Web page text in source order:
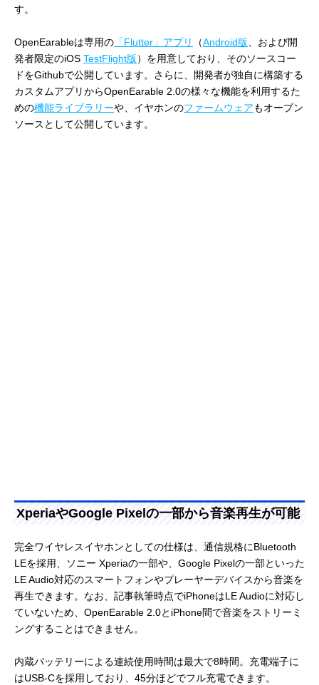
す。
OpenEarableは専用の 「Flutter」アプリ （Android版 、および開
発者限定のiOS TestFlight版）を用意しており、そのソースコー
ドをGithubで公開しています。さらに、開発者が独自に構築する
カスタムアプリからOpenEarable 2.0の様々な機能を利用するた
めの機能ライブラリーや、イヤホンのファームウェアもオープン
ソースとして公開しています。
XperiaやGoogle Pixelの一部から音楽再生が可能
完全ワイヤレスイヤホンとしての仕様は、通信規格にBluetooth
LEを採用、ソニー Xperiaの一部や、Google Pixelの一部といった
LE Audio対応のスマートフォンやプレーヤーデバイスから音楽を
再生できます。なお、記事執筆時点でiPhoneはLE Audioに対応し
ていないため、OpenEarable 2.0とiPhone間で音楽をストリーミ
ングすることはできません。
内蔵バッテリーによる連続使用時間は最大で8時間。充電端子に
はUSB-Cを採用しており、45分ほどでフル充電できます。